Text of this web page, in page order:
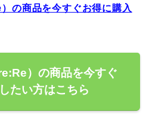
の商品を今すぐお得に購入
）の商品を今すぐ
たい方はこちら